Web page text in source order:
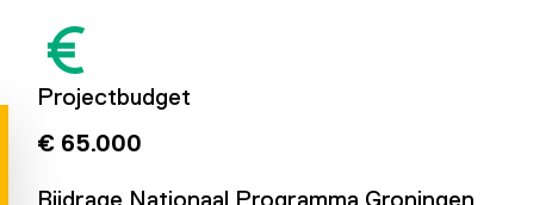
Projectbudget
€ 65.000
Bijdrage Nationaal Programma Groningen